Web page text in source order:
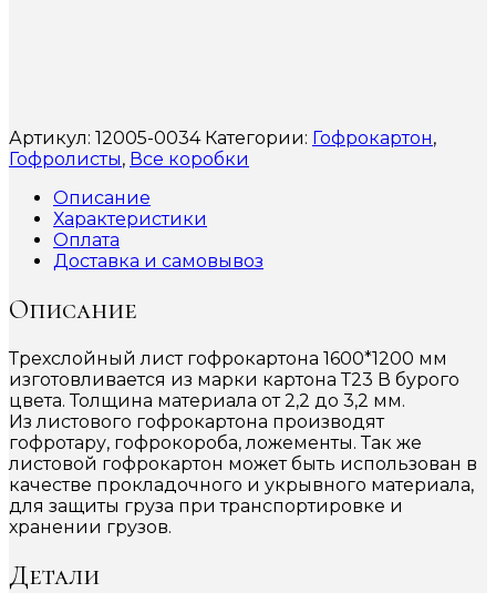
Артикул: 12005-0034 Категории: Гофрокартон,
Гофролисты, Все коробки
Описание
Характеристики
Оплата
Доставка и самовывоз
Описание
Трехслойный лист гофрокартона 1600*1200 мм
изготовливается из марки картона Т23 В бурого
цвета. Толщина материала от 2,2 до 3,2 мм.
Из листового гофрокартона производят
гофротару, гофрокороба, ложементы. Так же
листовой гофрокартон может быть использован в
качестве прокладочного и укрывного материала,
для защиты груза при транспортировке и
хранении грузов.
Детали